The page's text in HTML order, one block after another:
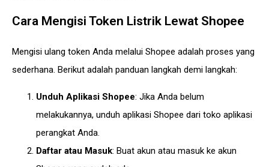
Cara Mengisi Token Listrik Lewat Shopee
Mengisi ulang token Anda melalui Shopee adalah proses yang
sederhana. Berikut adalah panduan langkah demi langkah:
Unduh Aplikasi Shopee: Jika Anda belum
melakukannya, unduh aplikasi Shopee dari toko aplikasi
perangkat Anda.
Daftar atau Masuk: Buat akun atau masuk ke akun